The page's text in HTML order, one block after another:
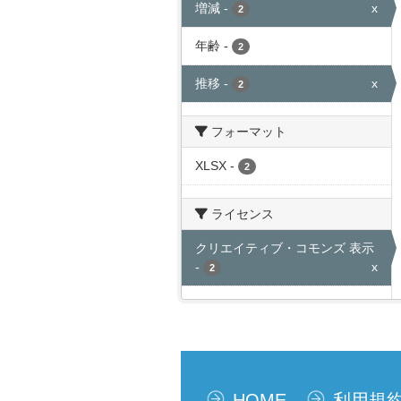
増減 - 2 x
年齢 - 2
推移 - 2 x
フォーマット
XLSX - 2
ライセンス
クリエイティブ・コモンズ 表示
-
2 x